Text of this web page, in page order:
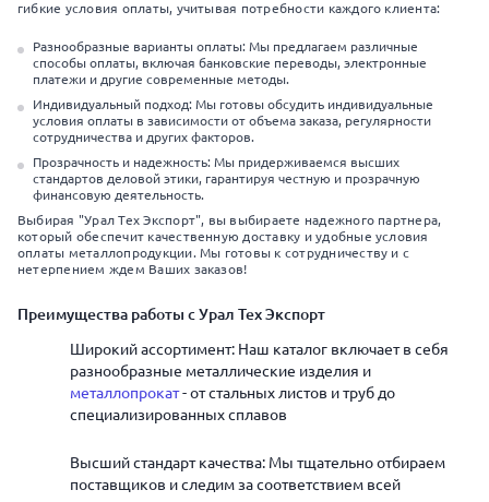
гибкие условия оплаты, учитывая потребности каждого клиента:
Разнообразные варианты оплаты: Мы предлагаем различные
способы оплаты, включая банковские переводы, электронные
платежи и другие современные методы.
Индивидуальный подход: Мы готовы обсудить индивидуальные
условия оплаты в зависимости от объема заказа, регулярности
сотрудничества и других факторов.
Прозрачность и надежность: Мы придерживаемся высших
стандартов деловой этики, гарантируя честную и прозрачную
финансовую деятельность.
Выбирая "Урал Тех Экспорт", вы выбираете надежного партнера,
который обеспечит качественную доставку и удобные условия
оплаты металлопродукции. Мы готовы к сотрудничеству и с
нетерпением ждем Ваших заказов!
Преимущества работы с Урал Тех Экспорт
Широкий ассортимент: Наш каталог включает в себя
разнообразные металлические изделия и
металлопрокат- от стальных листов и труб до
специализированных сплавов
Высший стандарт качества: Мы тщательно отбираем
поставщиков и следим за соответствием всей